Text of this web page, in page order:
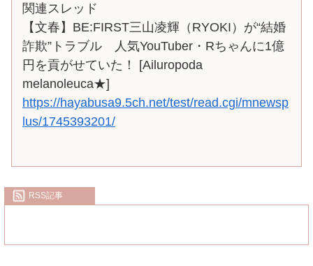
関連スレッド
【文春】BE:FIRST三山凌輝（RYOKI）が“結婚
詐欺”トラブル 人気YouTuber・Rちゃんに1億
円を貢がせていた！ [Ailuropoda
melanoleuca★]
https://hayabusa9.5ch.net/test/read.cgi/mnewsp
lus/1745393201/
RSS記事